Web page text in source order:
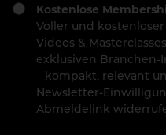
Kostenlose
Voller und
Videos &
exklusiven
– kompakt, relevant
Newsletter-
Abmeldelink